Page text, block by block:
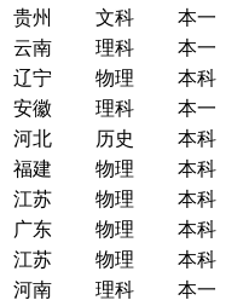
贵州 文科
本一
云南 理科
本一
辽宁 物理
本科
安徽 理科
本一
河北 历史
本科
福建 物理
本科
江苏 物理
本科
广东 物理
本科
江苏 物理
本科
河南 理科
本一